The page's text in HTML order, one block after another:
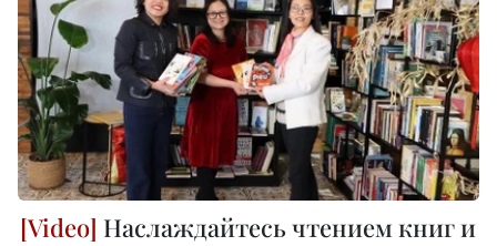
Наслаждайтесь чтением книг и